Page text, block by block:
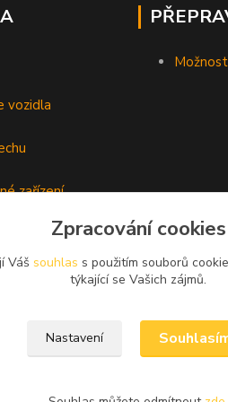
vozidla
zařízení
Zpracování cookies
Váš souhlas s použitím souborů
týkající se Vašich zájmů.
Nastavení